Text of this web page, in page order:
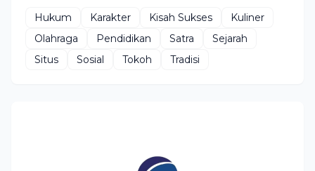
Hukum Karakter Kisah Sukses
Kuliner
Olahraga
Pendidikan Satra
Sejarah
Situs
Sosial Tokoh Tradisi